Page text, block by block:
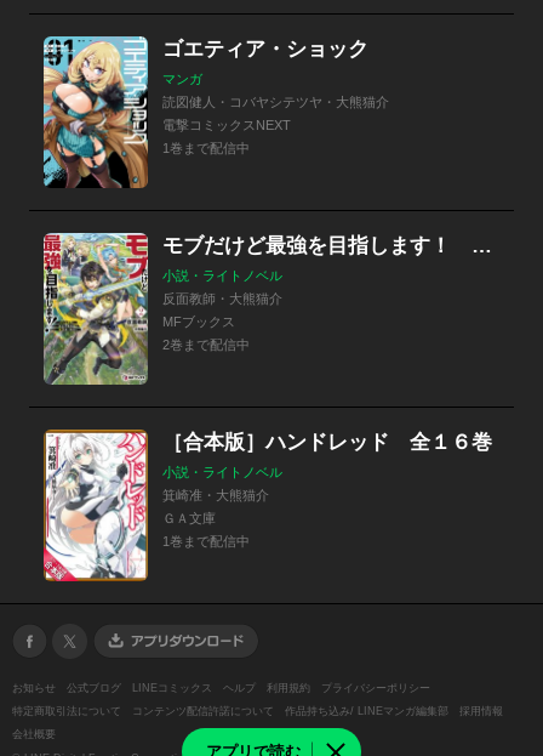
アプリで読む
ゴエティア・ショック
マンガ
読図健人・コバヤシテツヤ・大熊猫介
電撃コミックスNEXT
1巻まで配信中
モブだけど最強を目指します！ ～ゲーム世界に転生した俺は自由に強さを追い求める～
小説・ライトノベル
反面教師・大熊猫介
MFブックス
2巻まで配信中
［合本版］ハンドレッド 全１６巻
小説・ライトノベル
箕崎准・大熊猫介
ＧＡ文庫
1巻まで配信中
お知らせ 公式ブログ LINEコミックス ヘルプ 利用規約
プライバシーポリシー
特定商取引法について
コンテンツ配信許諾について 作品持ち込み/ LINEマンガ編集部
採用情報
会社概要